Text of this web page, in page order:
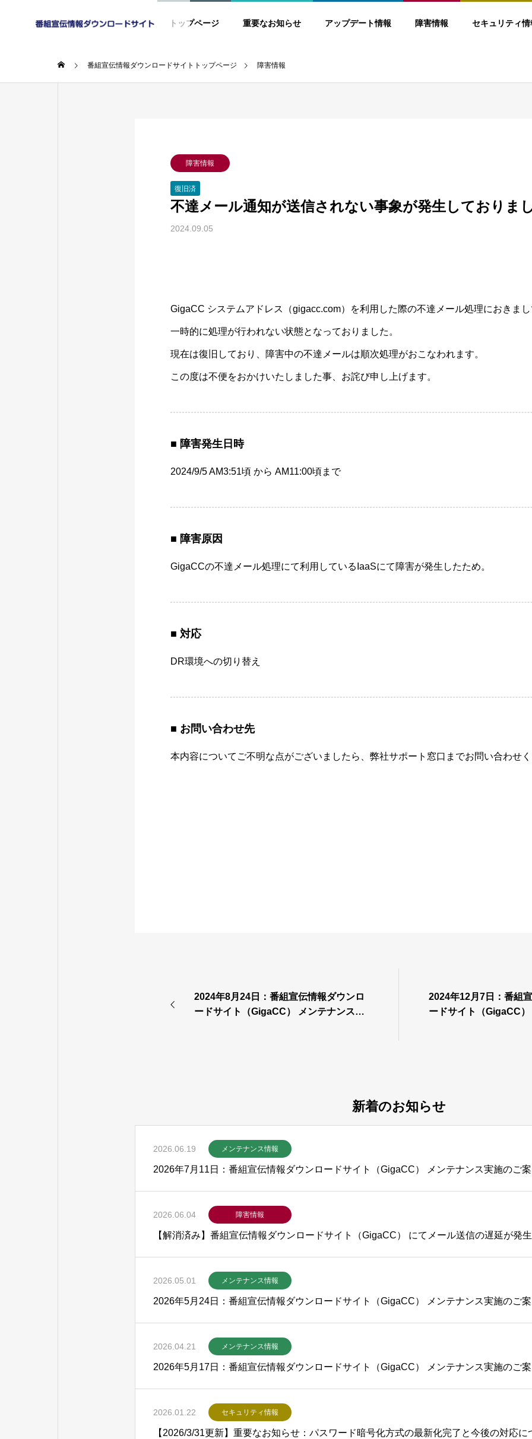
トップページ 重要なお知らせ アップデート情報 障害情報 セキュリティ情
番組宣伝情報ダウンロードサイトトップページ 障害情報
障害情報
復旧済
不達メール通知が送信されない事象が発生しておりま
2024.09.05
GigaCC システムアドレス（gigacc.com）を利用した際の不達メール処理におきま
一時的に処理が行われない状態となっておりました。
現在は復旧しており、障害中の不達メールは順次処理がおこなわれます。
この度は不便をおかけいたしました事、お詫び申し上げます。
■ 障害発生日時
2024/9/5 AM3:51頃 から AM11:00頃まで
■ 障害原因
GigaCCの不達メール処理にて利用しているIaaSにて障害が発生したため。
■ 対応
DR環境への切り替え
■ お問い合わせ先
本内容についてご不明な点がございましたら、弊社サポート窓口までお問い合わせ
2024年8月24日：番組宣伝情報ダウンロ
ードサイト（GigaCC） メンテナンス実
2024年12月7日：番組
ードサイト（GigaCC
新着のお知らせ
2026.06.19 メンテナンス情報
2026年7月11日：番組宣伝情報ダウンロードサイト（GigaCC） メンテナンス実施のご
2026.06.04 障害情報
【解消済み】番組宣伝情報ダウンロードサイト（GigaCC） にてメール送信の遅延が発
2026.05.01 メンテナンス情報
2026年5月24日：番組宣伝情報ダウンロードサイト（GigaCC） メンテナンス実施のご
2026.04.21 メンテナンス情報
2026年5月17日：番組宣伝情報ダウンロードサイト（GigaCC） メンテナンス実施のご
2026.01.22 セキュリティ情報
【2026/3/31更新】重要なお知らせ：パスワード暗号化方式の最新化完了と今後の対応に